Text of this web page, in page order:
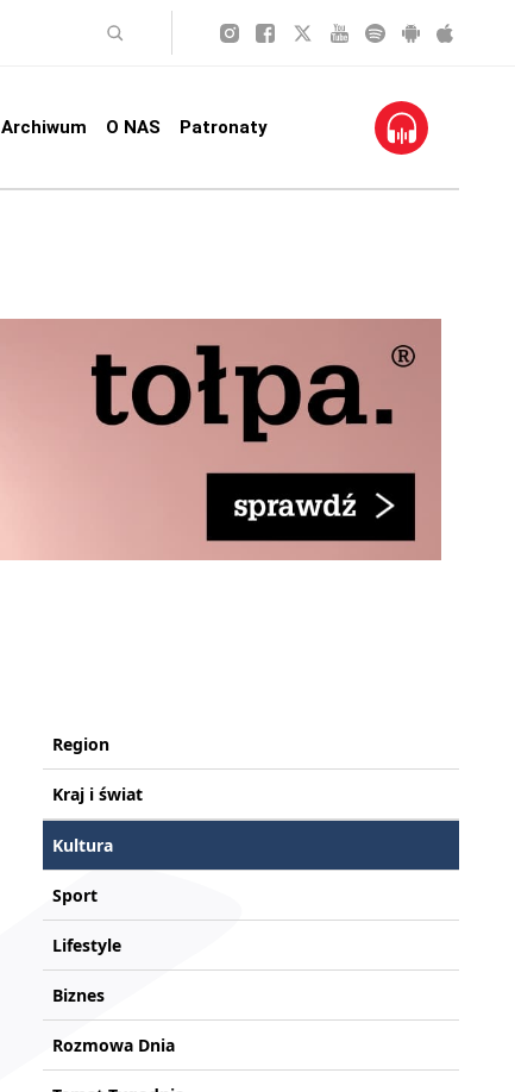
Archiwum O NAS Patronaty
Region
Kraj i świat
Kultura
Sport
Lifestyle
Biznes
Rozmowa Dnia